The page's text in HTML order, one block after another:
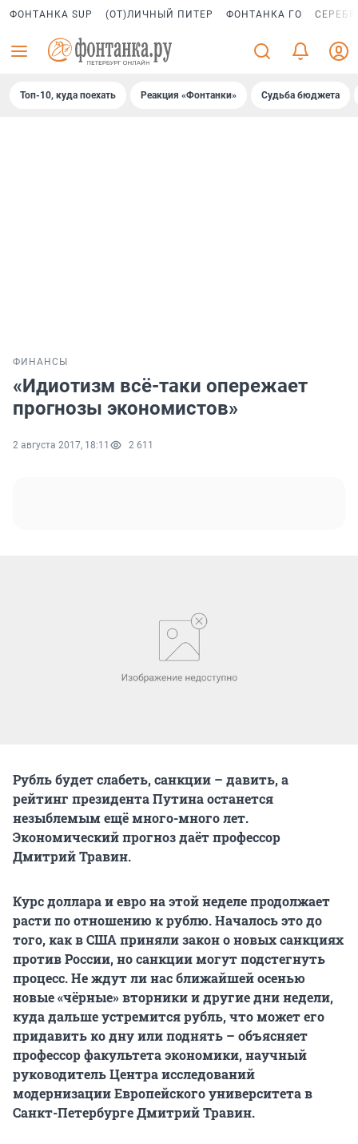
ФОНТАНКА SUP (ОТ)ЛИЧНЫЙ ПИТЕР ФОНТАНКА ГО
Топ-10, куда поехать Реакция «Фонтанки» Судьба бюджета
ФИНАНСЫ
«Идиотизм всё-таки опережает
прогнозы экономистов»
2 августа 2017, 18:11 2 611
Рубль будет слабеть, санкции – давить, а
рейтинг президента Путина останется
незыблемым ещё много-много лет.
Экономический прогноз даёт профессор
Дмитрий Травин.
Курс доллара и евро на этой неделе продолжает
расти по отношению к рублю. Началось это до
того, как в США приняли закон о новых санкциях
против России, но санкции могут подстегнуть
процесс. Не ждут ли нас ближайшей осенью
новые «чёрные» вторники и другие дни недели,
куда дальше устремится рубль, что может его
придавить ко дну или поднять – объясняет
профессор факультета экономики, научный
руководитель Центра исследований
модернизации Европейского университета в
Санкт-Петербурге Дмитрий Травин.